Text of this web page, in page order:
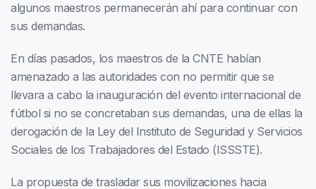
algunos maestros permanecerán ahí para continuar con
sus demandas.
En días pasados, los maestros de la CNTE habían
amenazado a las autoridades con no permitir que se
llevara a cabo la inauguración del evento internacional de
fútbol si no se concretaban sus demandas, una de ellas la
derogación de la Ley del Instituto de Seguridad y Servicios
Sociales de los Trabajadores del Estado (ISSSTE).
La propuesta de trasladar sus movilizaciones hacia